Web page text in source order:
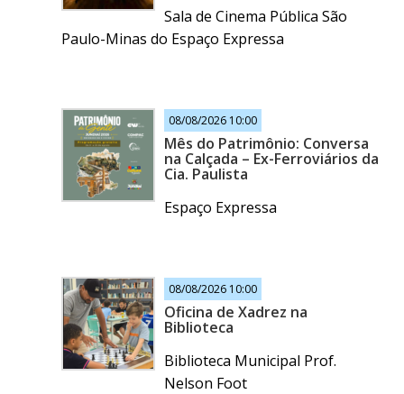
Sala de Cinema Pública São
Paulo-Minas do Espaço Expressa
08/08/2026 10:00
Mês do Patrimônio: Conversa
na Calçada – Ex-Ferroviários da
Cia. Paulista
Espaço Expressa
08/08/2026 10:00
Oficina de Xadrez na
Biblioteca
Biblioteca Municipal Prof.
Nelson Foot